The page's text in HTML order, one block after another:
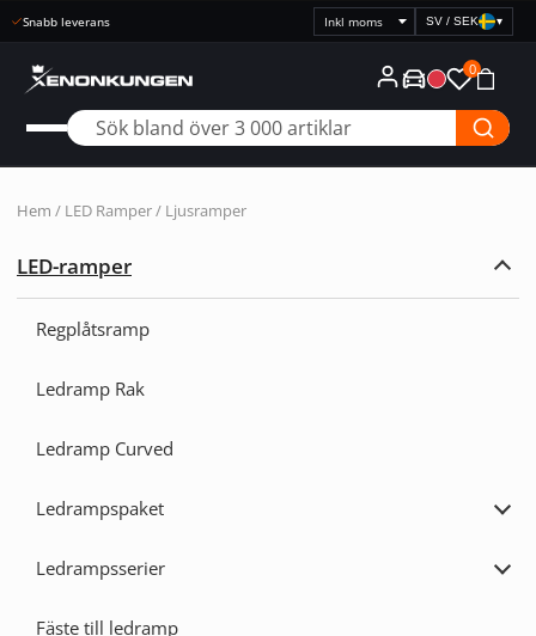
Snabb leverans
Välj
prisvisning
SV / SEK ▾
0
Hem / LED Ramper / Ljusramper
LED-ramper
Regplåtsramp
Ledramp Rak
Ledramp Curved
Ledrampspaket
Ledrampsserier
Fäste till ledramp